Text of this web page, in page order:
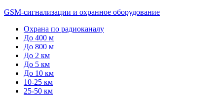
GSM-сигнализации и охранное оборудование
Охрана по радиоканалу
До 400 м
До 800 м
До 2 км
До 5 км
До 10 км
10-25 км
25-50 км